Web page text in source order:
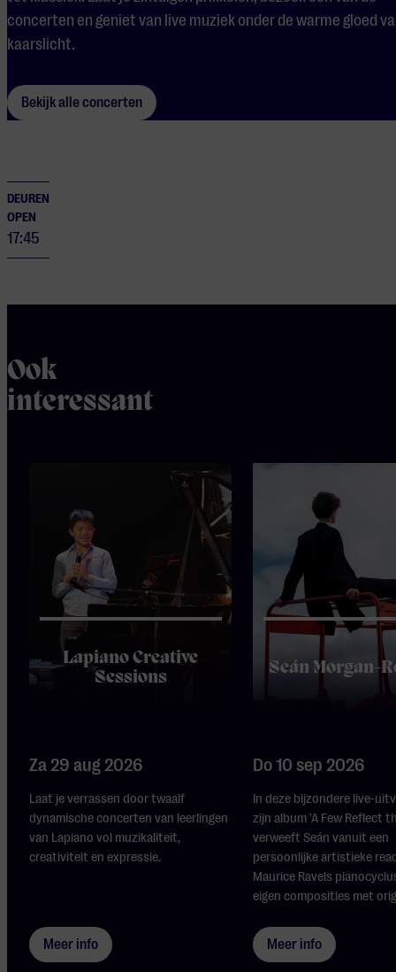
concerten en geniet van live muziek onder de warme gloed
kaarslicht.
Bekijk alle concerten
DEUREN
OPEN
17:45
Ook
interessant
Lapiano Creative
Sessions
Za 29 aug 2026
Laat je verrassen door twaalf
dynamische concerten van leerlingen
van Lapiano vol muzikaliteit,
creativiteit en expressie.
Meer info
Seán Morgan-
Do 10 sep 2026
In deze bijzondere live-
zijn album 'A Few Reflect
verweeft Seán vanuit een
persoonlijke artistieke
Maurice Ravels
eigen composities met
Meer info